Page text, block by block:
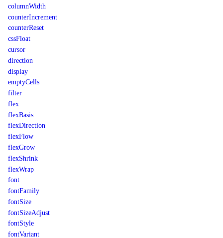
columnWidth
counterIncrement
counterReset
cssFloat
cursor
direction
display
emptyCells
filter
flex
flexBasis
flexDirection
flexFlow
flexGrow
flexShrink
flexWrap
font
fontFamily
fontSize
fontSizeAdjust
fontStyle
fontVariant